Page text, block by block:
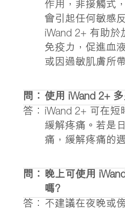
作用，非接觸式
會引起任何敏感
iWand 2+ 有助於
免疫力，促進血
或因過敏肌膚所
問： 使用 iWand 2+
答： iWand 2+ 可在短
緩解疼痛。若是
痛，緩解疼痛的
問： 晚上可使用
嗎?
答： 不建議在夜晚或